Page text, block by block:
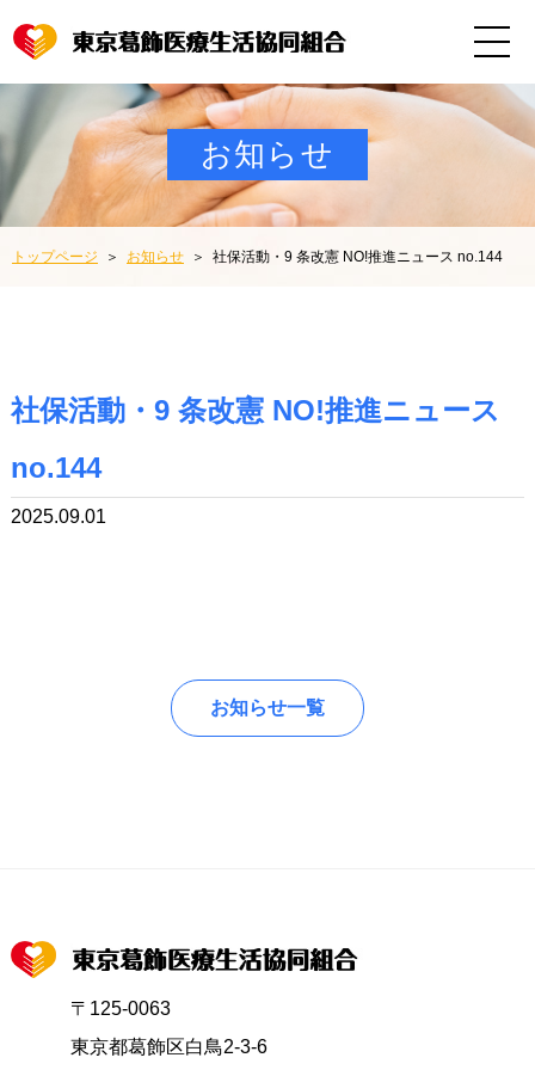
お知らせ
トップページ お知らせ 社保活動・9 条改憲 NO!推進ニュース no.144
社保活動・9 条改憲 NO!推進ニュース
no.144
2025.09.01
お知らせ一覧
〒125-0063
東京都葛飾区白鳥2-3-6